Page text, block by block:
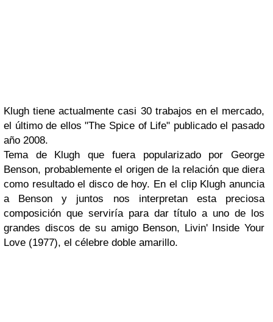
Klugh tiene actualmente casi 30 trabajos en el mercado,
el último de ellos"The Spice of Life" publicado el pasado
año 2008.
Tema de Klugh que fuera popularizado por George
Benson, probablemente el origen de la relación que diera
como resultado el disco de hoy. En el clip Klugh anuncia
a Benson y juntos nos interpretan esta preciosa
composición que serviría para dar título a uno de los
grandes discos de su amigo Benson, Livin' Inside Your
Love (1977), el célebre doble amarillo.